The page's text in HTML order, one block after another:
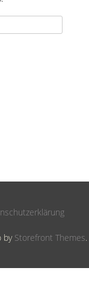
by Storefront Themes.